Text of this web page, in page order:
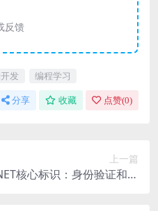
反馈
发 编程学习
分享 收藏 点赞(0)
上一篇
核心标识：身份验证和授